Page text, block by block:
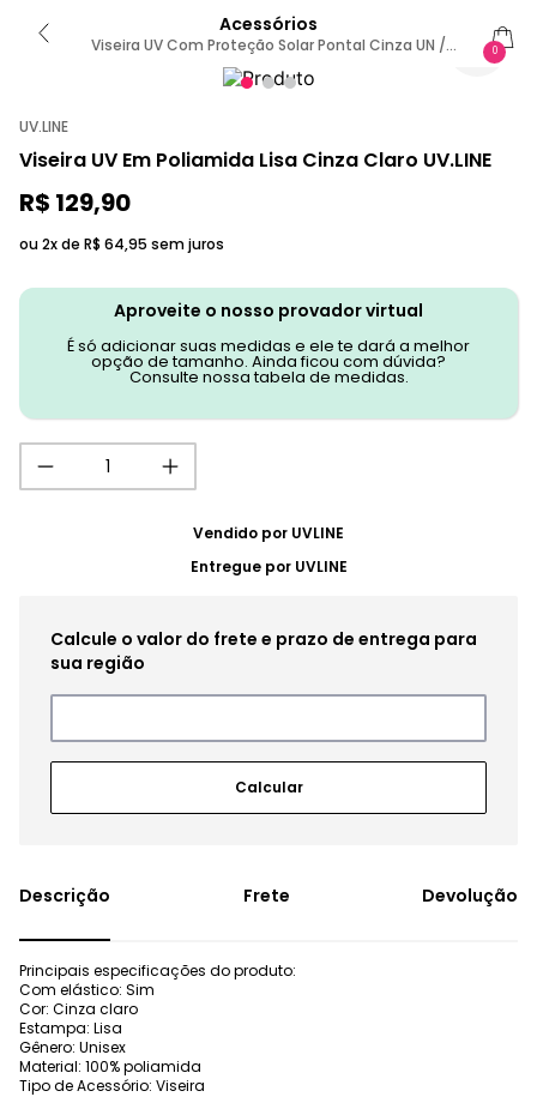
Acessórios
Viseira UV Com Proteção Solar Pontal Cinza UN /
0
UV.LINE
Viseira UV Em Poliamida Lisa Cinza Claro UV.LINE
R$ 129,90
ou 2x de R$ 64,95 sem juros
Aproveite o nosso provador virtual
É só adicionar suas medidas e ele te dará a melhor
opção de tamanho. Ainda ficou com dúvida?
Consulte nossa tabela de medidas.
Vendido por UVLINE
Entregue por UVLINE
Frete Devolução
Principais especificações do produto:
Com elástico: Sim
Cor: Cinza claro
Estampa: Lisa
Gênero: Unisex
Material: 100% poliamida
Tipo de Acessório: Viseira